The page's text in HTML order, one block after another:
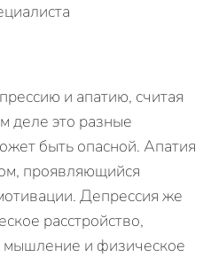
и апатию, считая
деле это разные
быть опасной. Апатия
проявляющийся
Депрессия же
расстройство,
мышление и физическое